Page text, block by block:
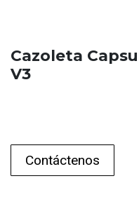
Cazoleta
V3
Contáctenos